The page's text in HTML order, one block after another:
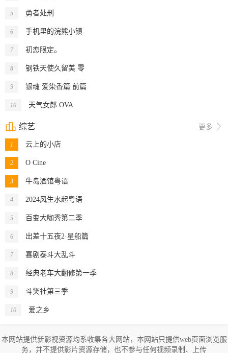
5 勇者处刑
6 手机里的浣熊小镇
7 初恋限定。
8 钢铁天使久留美 零
9 银魂 爱染香篇 前篇
10 天气女郎 OVA
 综艺 更多 
1 云上的小店
2 O Cine
3 牛岛酒馆粤语
4 2024风生水起粤语
5 百变大咖秀第二季
6 出差十五夜2·星船篇
7 喜剧泰斗大乱斗
8 经典老车大翻修第一季
9 斗笑社第三季
10 爱之乡
本网站提供新影视资源均系收集各大网站，本网站只提供web页面浏览服
务，并不提供影片资源存储，也不参与任何视频录制、上传